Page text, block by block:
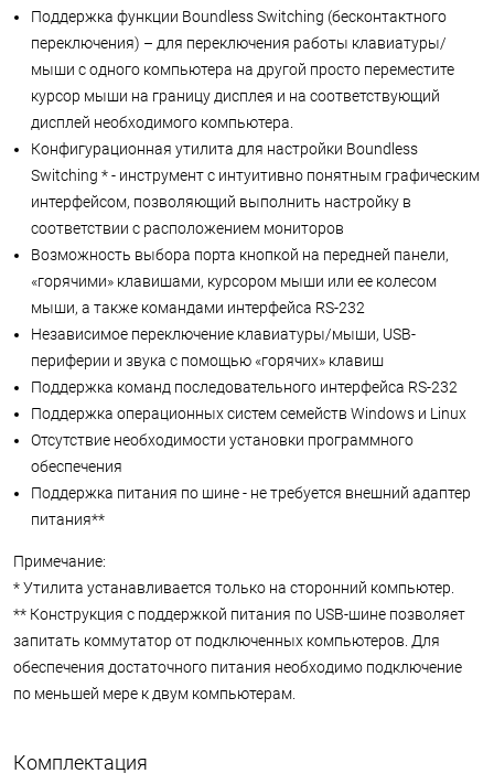
Поддержка функции Boundless Switching (бесконтактного
переключения) – для переключения работы клавиатуры/
мыши с одного компьютера на другой просто переместите
курсор мыши на границу дисплея и на соответствующий
дисплей необходимого компьютера.
Конфигурационная утилита для настройки Boundless
Switching * - инструмент с интуитивно понятным графическим
интерфейсом, позволяющий выполнить настройку в
соответствии с расположением мониторов
Возможность выбора порта кнопкой на передней панели,
«горячими» клавишами, курсором мыши или ее колесом
мыши, а также командами интерфейса RS-232
Независимое переключение клавиатуры/мыши, USB-
периферии и звука с помощью «горячих» клавиш
Поддержка команд последовательного интерфейса RS-232
Поддержка операционных систем семейств Windows и Linux
Отсутствие необходимости установки программного
обеспечения
Поддержка питания по шине - не требуется внешний адаптер
питания**
Примечание:
* Утилита устанавливается только на сторонний компьютер.
** Конструкция с поддержкой питания по USB-шине позволяет
запитать коммутатор от подключенных компьютеров. Для
обеспечения достаточного питания необходимо подключение
по меньшей мере к двум компьютерам.
Комплектация